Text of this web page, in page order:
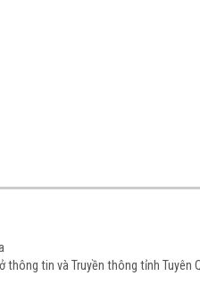
tin và Truyền thông tỉnh Tuyên